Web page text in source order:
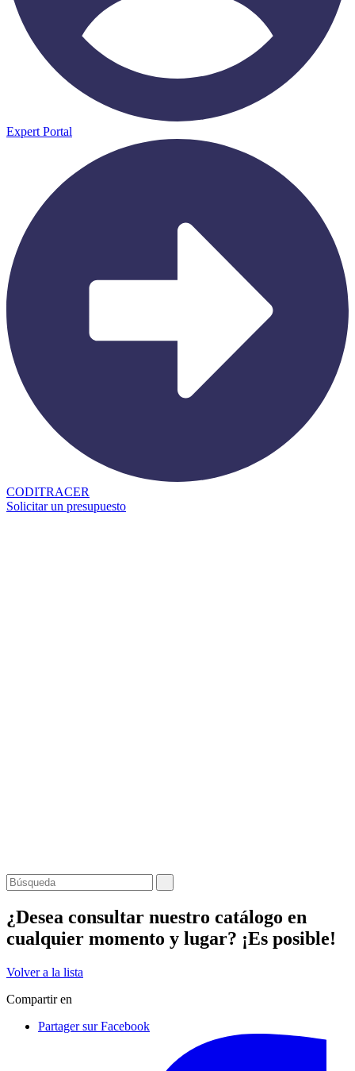
Expert Portal
CODITRACER
Solicitar un presupuesto
¿Desea consultar nuestro catálogo en
cualquier momento y lugar? ¡Es posible!
Volver a la lista
Compartir en
Partager sur Facebook